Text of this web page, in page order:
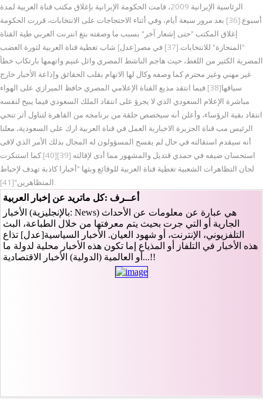
الرئاسية الإيرانية 2009، قامت الحكومة الإيرانية بإغلاق مكتب قناة العربية لمدة
أسبوع.[36] بعد مرور سبعة أيام، وفي أثناء الاحتجاجات على الانتخابات، قررت الحكومة
إغلاق المكتب "حتى إشعار آخر" بسبب ما وصفته بتغ انترنت العربي طية القناة
"المنحازة" للانتخابات.[37] في مصر[عدل] شاب تغطية قناة العربية لثورة الغضب
المصرية الكثير من اللغط، حيث هاجم الناشط المصري وائل غنيم واتهمها بارتكاب خطأ
غير مهني وغير محترم كما وصفه وكال لها الاتهام بقلب الحقائق وإذاعة الأخبار خارج
سياقها[38].فيما انتقد مذيع القناة الإعلامي المصري حافظ الميرازي على الهواء
مباشرة الإعلام السعودي الذي لا يجرؤ على انتقاد الملك السعودي فيما يبيح لنفسه
انتقاد بقية الرؤساء، وأعلن أنه سيخصص حلقة من برنامجه من القاهرة لتناول أثر تنحي
الرئيس مب قناة الجزيرة الاخبارية العمل في قناة العربية ارك على السعودية، معلنا
أنه سيقدم استقالته في حال لم يفسح المسؤولون له المجال بذلك الأمر الذي لاقى
استحسان ضيفه في حمدي قنديل والمشهور مما أدى لإقالته [39][40].كما استنكرت
لجان التظاهرات الشعبية تغطية قناة العربية للوقائع وبثها "أخبارا كاذبة تهدف لإحباط
المتظاهرين"[41].